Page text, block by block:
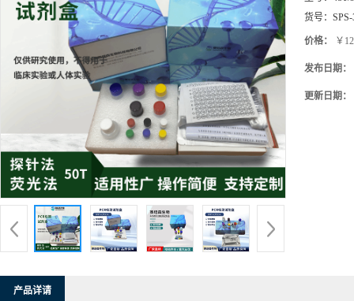
货号：
价格： ￥
发布日期：
更新日期：
产品详请